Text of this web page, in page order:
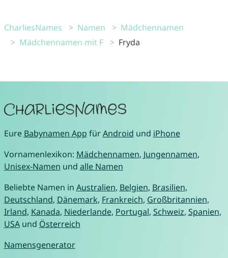
CharliesNames Namen
Mädchennamen
Mädchennamen mit F
Fryda
Eure Babynamen App fürAndroid und iPhone
Vornamenlexikon: Mädchennamen, Jungennamen,
Unisex-Namen und alle Namen
Beliebte Namen in Australien, Belgien, Brasilien,
Deutschland, Dänemark, Frankreich, Großbritannien,
Irland, Kanada, Niederlande, Portugal, Schweiz, Spanien,
USAund Österreich
Namensgenerator